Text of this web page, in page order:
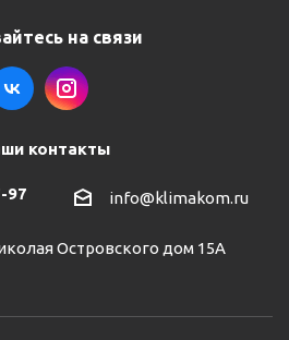
на связи
контакты
97 info@klimakom.ru
Островского дом 15А